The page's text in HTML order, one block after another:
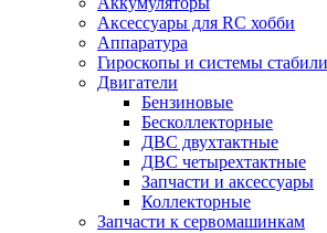
Аксессуары для RC хобби
Аппаратура
Гироскопы и системы
Двигатели
Бензиновые
Бесколлекторные
ДВС двухтактные
ДВС четырехтактные
Запчасти и аксессуары
Коллекторные
Запчасти к сервомашинкам